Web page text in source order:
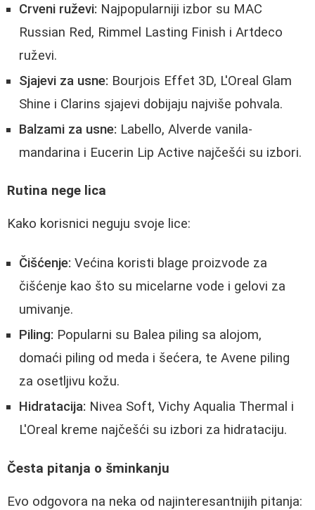
Crveni ruževi: Najpopularniji izbor su MAC
Russian Red, Rimmel Lasting Finish i Artdeco
ruževi.
Sjajevi za usne: Bourjois Effet 3D, L'Oreal Glam
Shine i Clarins sjajevi dobijaju najviše pohvala.
Balzami za usne: Labello, Alverde vanila-
mandarina i Eucerin Lip Active najčešći su izbori.
Rutina nege lica
Kako korisnici neguju svoje lice:
Čišćenje: Većina koristi blage proizvode za
čišćenje kao što su micelarne vode i gelovi za
umivanje.
Piling: Popularni su Balea piling sa alojom,
domaći piling od meda i šećera, te Avene piling
za osetljivu kožu.
Hidratacija: Nivea Soft, Vichy Aqualia Thermal i
L'Oreal kreme najčešći su izbori za hidrataciju.
Česta pitanja o šminkanju
Evo odgovora na neka od najinteresantnijih pitanja: